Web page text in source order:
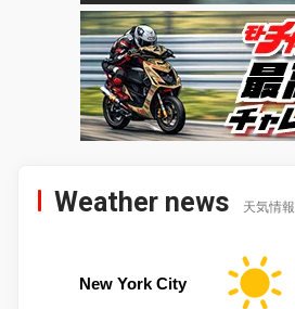
Weather news 天気情報
New York City